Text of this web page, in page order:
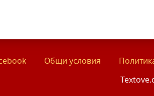
Общи условия